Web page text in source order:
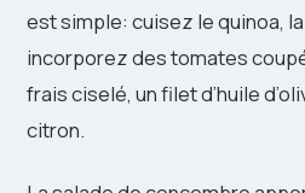
est simple: cuisez le quinoa,
incorporez des tomates
frais ciselé, un filet d’huile
citron.